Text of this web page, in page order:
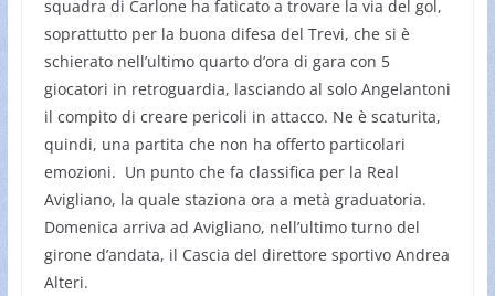
squadra di Carlone ha faticato a trovare la via del gol,
soprattutto per la buona difesa del Trevi, che si è
schierato nell’ultimo quarto d’ora di gara con 5
giocatori in retroguardia, lasciando al solo Angelantoni
il compito di creare pericoli in attacco. Ne è scaturita,
quindi, una partita che non ha offerto particolari
emozioni. Un punto che fa classifica per la Real
Avigliano, la quale staziona ora a metà graduatoria.
Domenica arriva ad Avigliano, nell’ultimo turno del
girone d’andata, il Cascia del direttore sportivo Andrea
Alteri.